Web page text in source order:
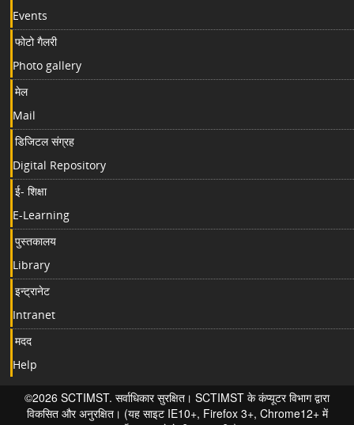
Events
फोटो गैलरी
Photo gallery
मेल
Mail
डिजिटल संग्रह
Digital Repository
ई- शिक्षा
E-Learning
पुस्तकालय
Library
इन्ट्रानेट
Intranet
मदद
Help
©2026 SCTIMST. सर्वाधिकार सुरक्षित। SCTIMST के कंप्यूटर विभाग द्वारा
विकसित और अनुरक्षित। (यह साइट IE10+, Firefox 3+, Chrome12+ में